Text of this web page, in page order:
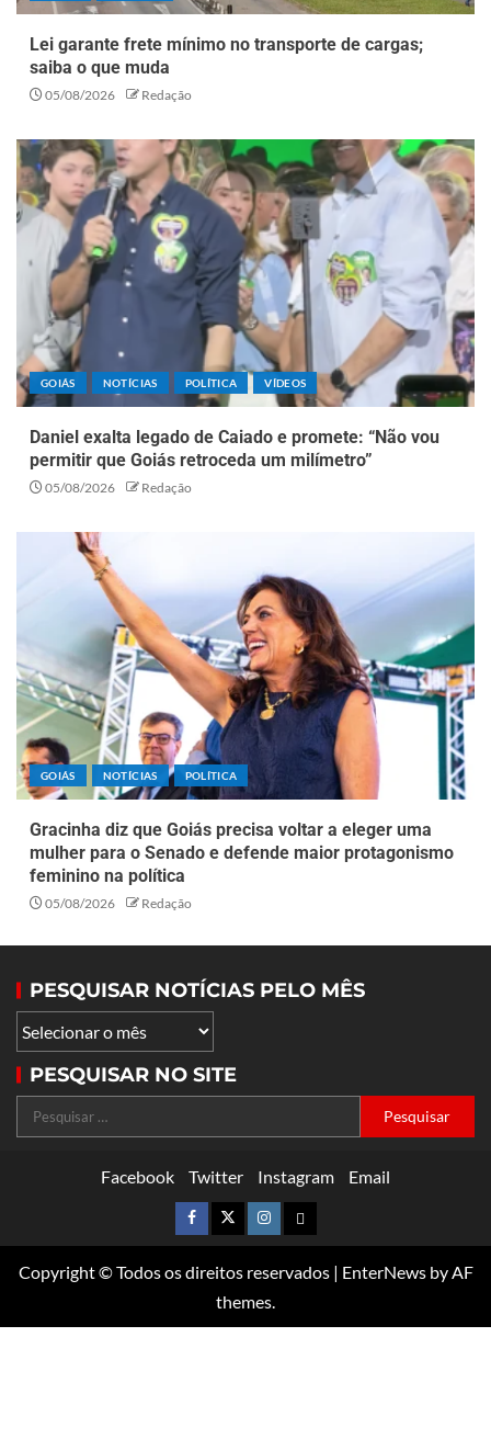
Lei garante frete mínimo no transporte de cargas;
saiba o que muda
05/08/2026 Redação
GOIÁS NOTÍCIAS POLÍTICA VÍDEOS
Daniel exalta legado de Caiado e promete: “Não vou
permitir que Goiás retroceda um milímetro”
05/08/2026 Redação
GOIÁS NOTÍCIAS POLÍTICA
Gracinha diz que Goiás precisa voltar a eleger uma
mulher para o Senado e defende maior protagonismo
feminino na política
05/08/2026 Redação
PESQUISAR NOTÍCIAS PELO MÊS
PESQUISAR NO SITE
Facebook Twitter Instagram Email
Copyright © Todos os direitos reservados | EnterNewsby AF
themes.